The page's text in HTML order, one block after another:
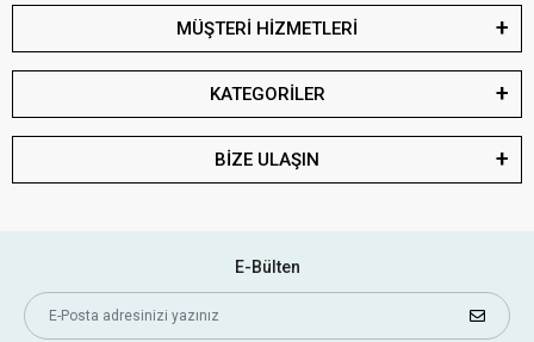
MÜŞTERİ HİZMETLERİ
KATEGORİLER
BİZE ULAŞIN
E-Bülten